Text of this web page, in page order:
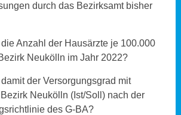
durch das Bezirksamt bisher
Anzahl der Hausärzte je 100.000
Neukölln im Jahr 2022?
der Versorgungsgrad mit
Neukölln (Ist/Soll) nach der
des G-BA?